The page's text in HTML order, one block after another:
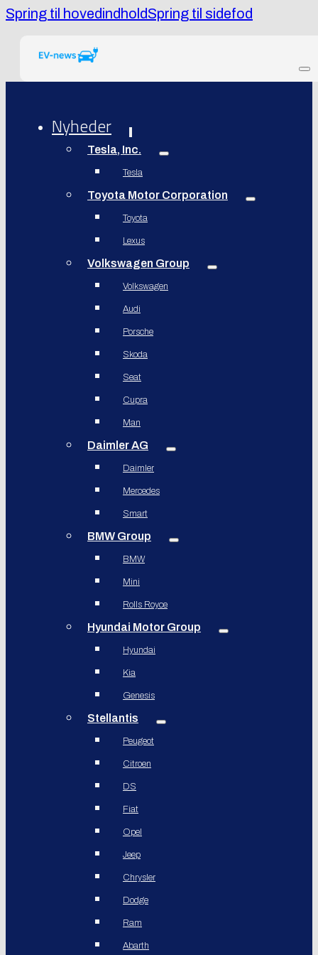
Spring til hovedindholdSpring til sidefod
Nyheder
Tesla, Inc.
Tesla
Toyota Motor Corporation
Toyota
Lexus
Volkswagen Group
Volkswagen
Audi
Porsche
Skoda
Seat
Cupra
Man
Daimler AG
Daimler
Mercedes
Smart
BMW Group
BMW
Mini
Rolls Royce
Hyundai Motor Group
Hyundai
Kia
Genesis
Stellantis
Peugeot
Citroen
DS
Fiat
Opel
Jeep
Chrysler
Dodge
Ram
Abarth